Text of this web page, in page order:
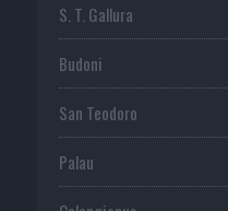
S. T. Gallura
Budoni
San Teodoro
Palau